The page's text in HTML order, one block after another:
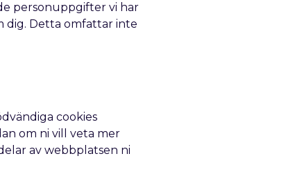
personuppgifter vi har
dig. Detta omfattar inte
cookies
om ni vill veta mer
av webbplatsen ni